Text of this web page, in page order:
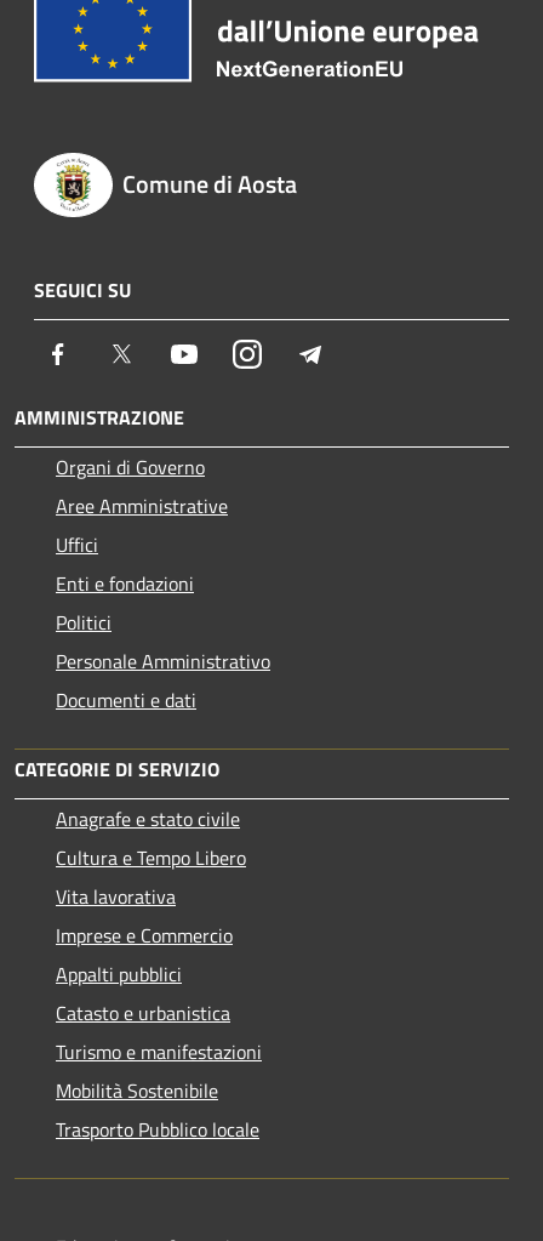
Comune di Aosta
SEGUICI SU
Facebook Twitter YoutubeInstagram
AMMINISTRAZIONE
Organi di Governo
Aree Amministrative
Uffici
Enti e fondazioni
Politici
Personale Amministrativo
Documenti e dati
CATEGORIE DI SERVIZIO
Anagrafe e stato civile
Cultura e Tempo Libero
Vita lavorativa
Imprese e Commercio
Appalti pubblici
Catasto e urbanistica
Turismo e manifestazioni
Mobilità Sostenibile
Trasporto Pubblico locale